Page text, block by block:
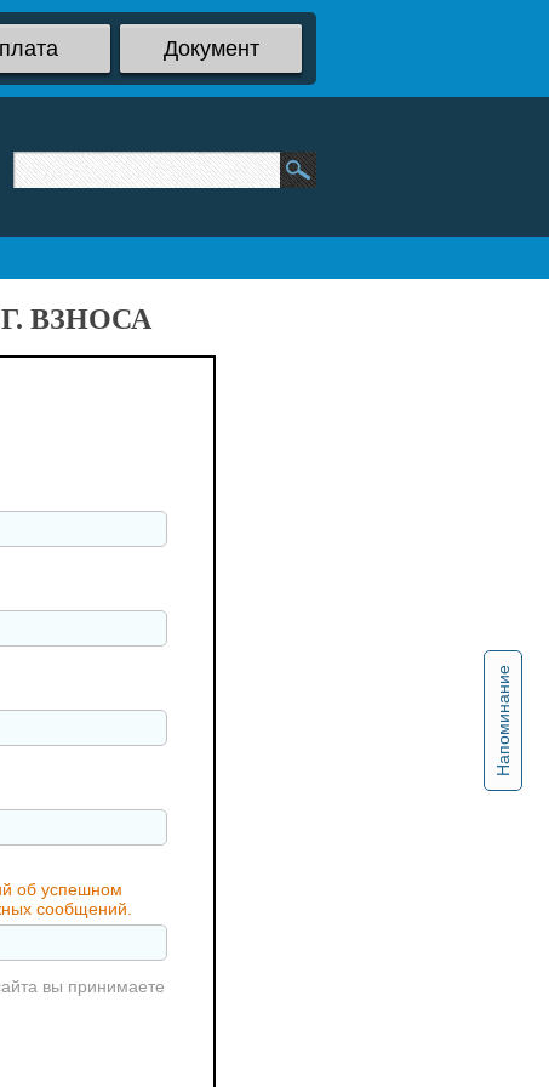
Документ
Напоминание
ВЗНОСА
об успешном
сообщений.
вы принимаете